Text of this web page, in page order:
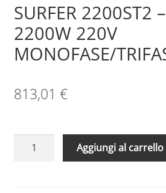
SURFER 2200ST2
2200W 220V
MONOFASE/
813,01 €
SURFER
Aggiungi al carrello